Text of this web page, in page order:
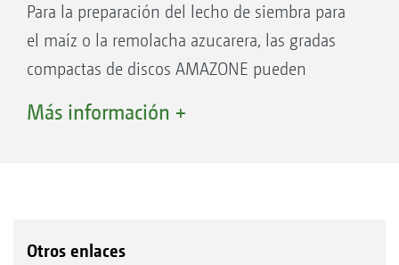
Para la preparación del lecho de siembra para
el maíz o la remolacha azucarera, las gradas
compactas de discos AMAZONE pueden
muchos de los rodillos. Las rastras consiguen
cultivos. Otra ventaja del uso de la rastra es la
Más información +
Otros enlaces